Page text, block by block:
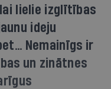
lielie izglītības
ideju
Nemainīgs ir
un zinātnes